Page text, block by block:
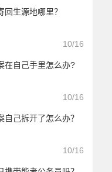
回生源地哪里？
10/16
在自己手里怎么办?
10/16
自己拆开了怎么办？
10/16